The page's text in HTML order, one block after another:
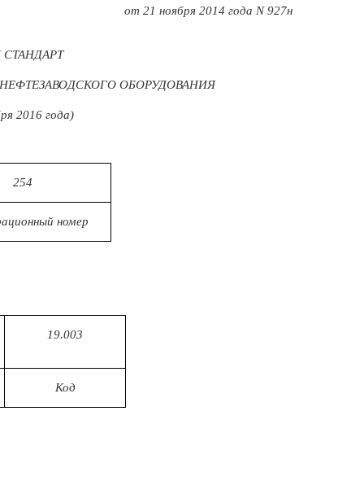
от 21 ноября 2014 года N 927н
ОБОРУДОВАНИЯ
2016 года)
254
номер
19.003
Код